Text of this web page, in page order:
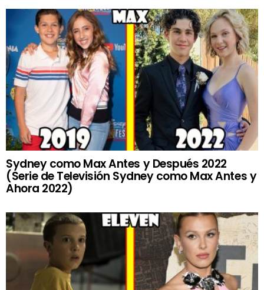
Sydney como Max Antes y Después 2022
(Serie de Televisión Sydney como Max Antes y
Ahora 2022)